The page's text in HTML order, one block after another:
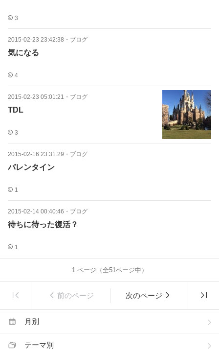
3
2015-02-23 23:42:38 ・ ブログ
気になる
4
2015-02-23 05:01:21 ・ ブログ
TDL
3
2015-02-16 23:31:29 ・ ブログ
バレンタイン
1
2015-02-14 00:40:46 ・ ブログ
待ちに待った復活？
1
1ページ（全51ページ中）
前のページ 次のページ
月別
テーマ別